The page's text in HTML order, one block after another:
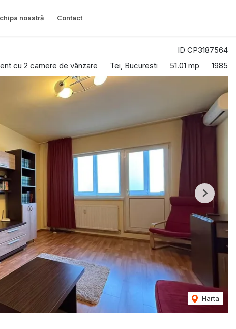
noastră Contact
ID CP3187564
cu 2 camere de vânzare Tei, Bucuresti 51.01 mp 1985
Harta
Next